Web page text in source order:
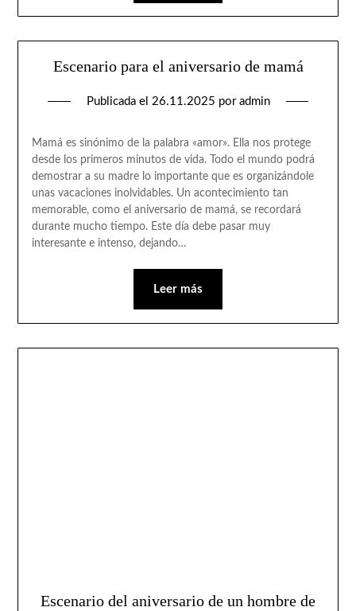
Escenario para el aniversario de mamá
Publicada el 26.11.2025 por admin
Mamá es sinónimo de la palabra «amor». Ella nos protege
desde los primeros minutos de vida. Todo el mundo podrá
demostrar a su madre lo importante que es organizándole
unas vacaciones inolvidables. Un acontecimiento tan
memorable, como el aniversario de mamá, se recordará
durante mucho tiempo. Este día debe pasar muy
interesante e intenso, dejando…
Leer más
Escenario del aniversario de un hombre de